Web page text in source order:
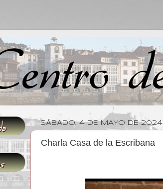
SÁBADO, 4 DE MAYO DE 2024
Charla Casa de la Escribana